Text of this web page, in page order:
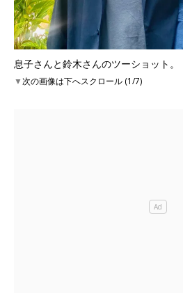
息子さんと鈴木さんのツーショット。
▼次の画像は下へスクロール (1/7)